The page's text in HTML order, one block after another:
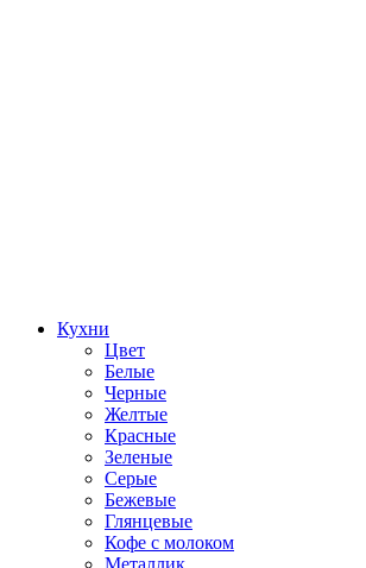
Кухни
Цвет
Белые
Черные
Желтые
Красные
Зеленые
Серые
Бежевые
Глянцевые
Кофе с молоком
Металлик